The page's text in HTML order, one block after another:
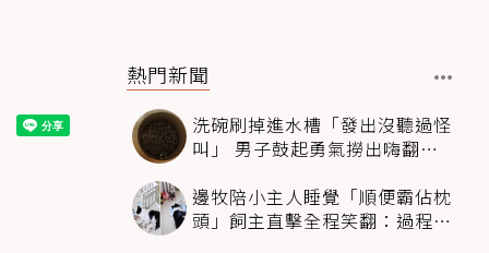
熱門新聞
洗碗刷掉進水槽「發出沒聽過怪
叫」 男子鼓起勇氣撈出嗨翻：
邊牧陪小主人睡覺「順便霸佔枕
頭」飼主直擊全程笑翻：過程絲